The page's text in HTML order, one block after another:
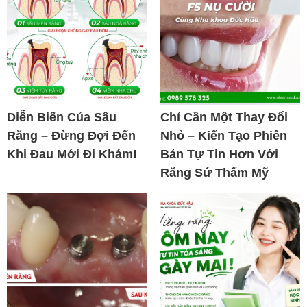
Diễn Biến Của Sâu
Răng – Đừng Đợi Đến
Khi Đau Mới Đi Khám!
Chỉ Cần Một Thay Đổi
Nhỏ – Kiến Tạo Phiên
Bản Tự Tin Hơn Với
Răng Sứ Thẩm Mỹ